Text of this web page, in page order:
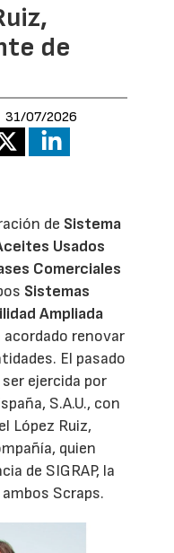
de
31/07/2026
de Sistema
Usados
Comerciales
Sistemas
Ampliada
acordado renovar
El pasado
ejercida por
S.A.U., con
López Ruiz,
quien
de SIGRAP, la
Scraps.